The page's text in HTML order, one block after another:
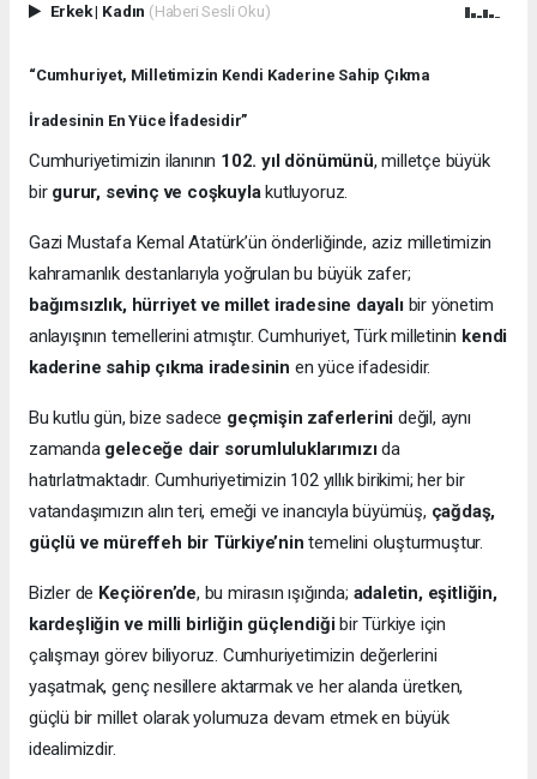
Erkek| Kadın (Haberi Sesli Oku)
“Cumhuriyet, Milletimizin Kendi Kaderine Sahip Çıkma
İradesinin En Yüce İfadesidir”
Cumhuriyetimizin ilanının 102. yıl dönümünü, milletçe büyük
bir gurur, sevinç ve coşkuylakutluyoruz.
Gazi Mustafa Kemal Atatürk’ün önderliğinde, aziz milletimizin
kahramanlık destanlarıyla yoğrulan bu büyük zafer;
bağımsızlık, hürriyet ve millet iradesine dayalıbir yönetim
anlayışının temellerini atmıştır. Cumhuriyet, Türk milletinin kendi
kaderine sahip çıkma iradesinin en yüce ifadesidir.
Bu kutlu gün, bize sadece geçmişin zaferlerini değil, aynı
zamanda geleceğe dair sorumluluklarımızıda
hatırlatmaktadır. Cumhuriyetimizin 102 yıllık birikimi; her bir
vatandaşımızın alın teri, emeği ve inancıyla büyümüş, çağdaş,
güçlü ve müreffeh bir Türkiye’nin temelini oluşturmuştur.
Bizler de Keçiören’de, bu mirasın ışığında; adaletin, eşitliğin,
kardeşliğin ve milli birliğin güçlendiğibir Türkiye için
çalışmayı görev biliyoruz. Cumhuriyetimizin değerlerini
yaşatmak, genç nesillere aktarmak ve her alanda üretken,
güçlü bir millet olarak yolumuza devam etmek en büyük
idealimizdir.